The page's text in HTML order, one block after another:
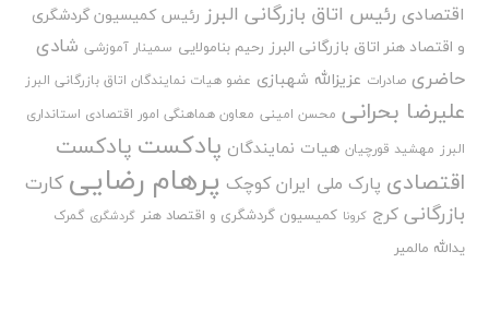
اقتصادی رئیس اتاق بازرگانی البرز رئیس کمیسیون گردشگری
و اقتصاد هنر اتاق بازرگانی البرز رحیم بنامولایی سمینار آموزشی شادی
حاضری صادرات عزیزالله شهبازی عضو هیات نمایندگان اتاق بازرگانی البرز
علیرضا بحرانی محسن امینی معاون هماهنگی امور اقتصادی استانداری
البرز مهشید قورچیان هیات نمایندگان پادکست پادکست
اقتصادی پارک ملی ایران کوچک پرهام رضایی کارت
بازرگانی کرج کرونا کمیسیون گردشگری و اقتصاد هنر گردشگری گمرک
یدالله مالمیر